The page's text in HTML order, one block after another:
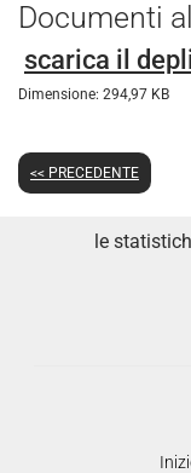
Documenti
scarica il
Dimensione: 294,97 KB
<< PRECEDENTE
le